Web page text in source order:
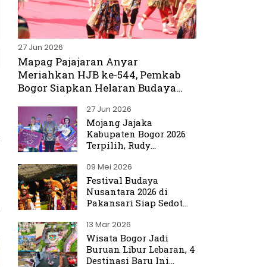
27 Jun 2026
Mapag Pajajaran Anyar
Meriahkan HJB ke-544, Pemkab
Bogor Siapkan Helaran Budaya
27 Jun 2026
Mojang Jajaka
Kabupaten Bogor 2026
Terpilih, Rudy
Promosikan Bogor ke
Dunia
09 Mei 2026
Festival Budaya
Nusantara 2026 di
Pakansari Siap Sedot
13 Mar 2026
Wisata Bogor Jadi
Buruan Libur Lebaran, 4
Destinasi Baru Ini